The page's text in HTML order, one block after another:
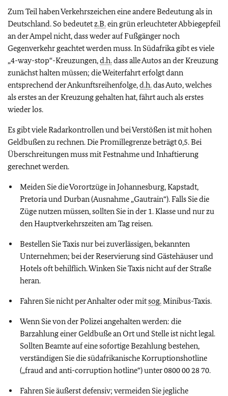
Zum Teil haben Verkehrszeichen eine andere Bedeutung als in
Deutschland. So bedeutetz.B.ein grün erleuchteter Abbiegepfeil
an der Ampel nicht, dass weder auf Fußgänger noch
Gegenverkehr geachtet werden muss. In Südafrika gibt es viele
„4-way-stop“-Kreuzungen,d.h.dass alle Autos an der Kreuzung
zunächst halten müssen; die Weiterfahrt erfolgt dann
entsprechend der Ankunftsreihenfolge,d.h.das Auto, welches
als erstes an der Kreuzung gehalten hat, fährt auch als erstes
wieder los.
Es gibt viele Radarkontrollen und bei Verstößen ist mit hohen
Geldbußen zu rechnen. Die Promillegrenze beträgt 0,5. Bei
Überschreitungen muss mit Festnahme und Inhaftierung
gerechnet werden.
Meiden Sie die Vorortzüge in Johannesburg, Kapstadt,
Pretoria und Durban (Ausnahme „Gautrain“). Falls Sie die
Züge nutzen müssen, sollten Sie in der 1. Klasse und nur zu
den Hauptverkehrszeiten am Tag reisen.
Bestellen Sie Taxis nur bei zuverlässigen, bekannten
Unternehmen; bei der Reservierung sind Gästehäuser und
Hotels oft behilflich. Winken Sie Taxis nicht auf der Straße
heran.
Fahren Sie nicht per Anhalter oder mitsog.Minibus-Taxis.
Wenn Sie von der Polizei angehalten werden: die
Barzahlung einer Geldbuße an Ort und Stelle ist nicht legal.
Sollten Beamte auf eine sofortige Bezahlung bestehen,
verständigen Sie die südafrikanische Korruptionshotline
(„fraud and anti-corruption hotline“) unter 0800 00 28 70.
Fahren Sie äußerst defensiv; vermeiden Sie jegliche